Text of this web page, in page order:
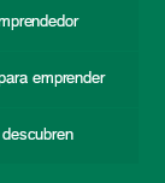
emprender